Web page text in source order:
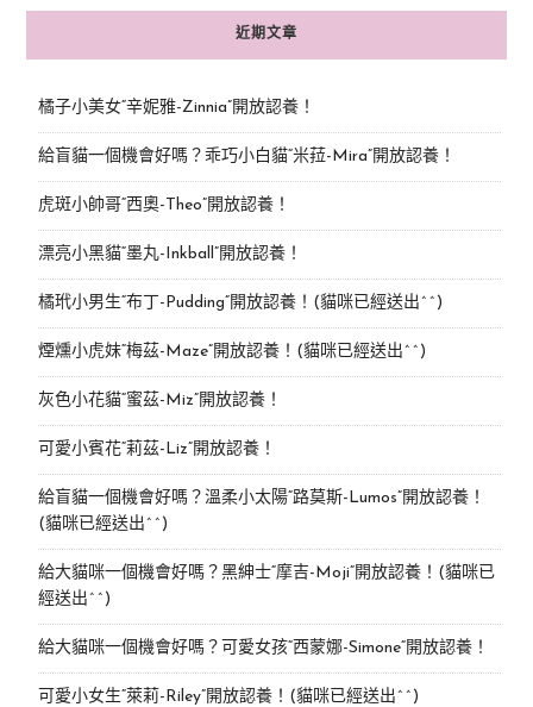
近期文章
橘子小美女“辛妮雅-Zinnia”開放認養！
給盲貓一個機會好嗎？乖巧小白貓“米菈-Mira”開放認養！
虎斑小帥哥“西奧-Theo”開放認養！
漂亮小黑貓“墨丸-Inkball”開放認養！
橘玳小男生“布丁-Pudding”開放認養！(貓咪已經送出^^)
煙燻小虎妹“梅茲-Maze”開放認養！(貓咪已經送出^^)
灰色小花貓“蜜茲-Miz”開放認養！
可愛小賓花“莉茲-Liz”開放認養！
給盲貓一個機會好嗎？溫柔小太陽“路莫斯-Lumos”開放認養！
(貓咪已經送出^^)
給大貓咪一個機會好嗎？黑紳士“摩吉-Moji”開放認養！(貓咪已
經送出^^)
給大貓咪一個機會好嗎？可愛女孩“西蒙娜-Simone“開放認養！
可愛小女生“萊莉-Riley”開放認養！(貓咪已經送出^^)